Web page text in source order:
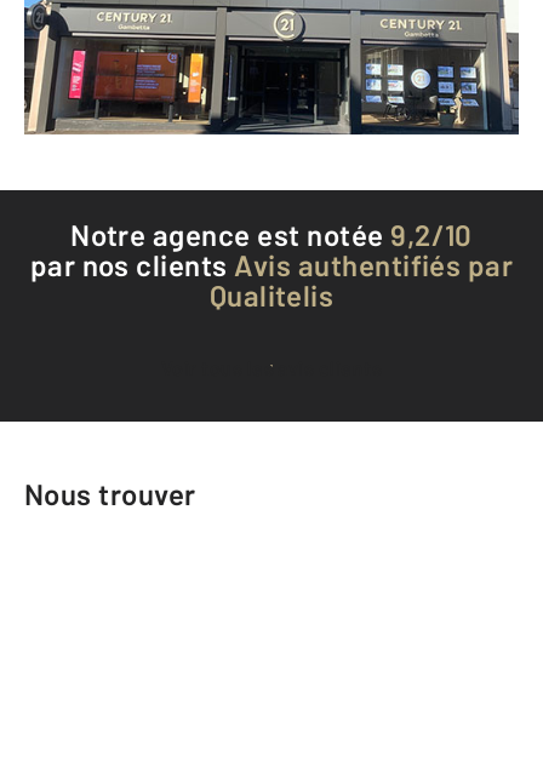
Envoyer un message
Téléphoner à l'agence
Notre agence est notée 9,2/10
par nos clients Avis authentifiés par
Qualitelis
Voir tous les avis clients
Nous trouver